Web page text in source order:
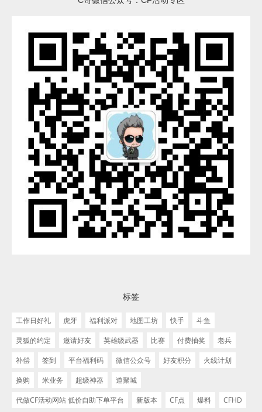
标签
工作日好礼 虎牙 福利派对 地图工坊 快手
斗鱼
灵狐的约定
邀请好友 英雄级武器 比赛 付费抽奖
老兵
补偿
签到 平台福利码 微信公众号 好友积分
火线计划
换购
米业务 超级神器
道聚城
代做CF活动网站 低价自助下单平台
新版本 CF点 爆料 CFHD